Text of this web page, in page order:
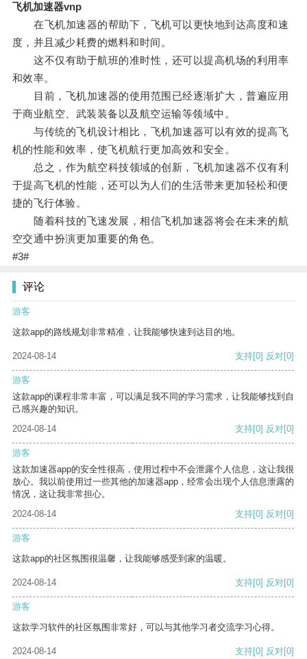
飞机加速器vnp
在飞机加速器的帮助下，飞机可以更快地到达高度和速
度，并且减少耗费的燃料和时间。
这不仅有助于航班的准时性，还可以提高机场的利用率
和效率。
目前，飞机加速器的使用范围已经逐渐扩大，普遍应用
于商业航空、武装装备以及航空运输等领域中。
与传统的飞机设计相比，飞机加速器可以有效的提高飞
机的性能和效率，使飞机航行更加高效和安全。
总之，作为航空科技领域的创新，飞机加速器不仅有利
于提高飞机的性能，还可以为人们的生活带来更加轻松和便
捷的飞行体验。
随着科技的飞速发展，相信飞机加速器将会在未来的航
空交通中扮演更加重要的角色。
#3#
评论
游客
这款app的路线规划非常精准，让我能够快速到达目的地。
2024-08-14 支持[0] 反对[0]
游客
这款app的课程非常丰富，可以满足我不同的学习需求，让我能够找到自
己感兴趣的知识。
2024-08-14
支持[0] 反对[0]
游客
这款加速器app的安全性很高，使用过程中不会泄露个人信息，这让我很
放心。我以前使用过一些其他的加速器app，经常会出现个人信息泄露的
情况，这让我非常担心。
2024-08-14
支持[0] 反对[0]
游客
这款app的社区氛围很温馨，让我能够感受到家的温暖。
2024-08-14 支持[0] 反对[0]
游客
这款学习软件的社区氛围非常好，可以与其他学习者交流学习心得。
2024-08-14 支持[0] 反对[0]